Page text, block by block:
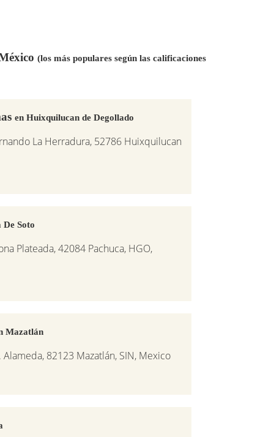
(los más populares según las calificaciones
en Huixquilucan de Degollado
La Herradura, 52786 Huixquilucan
De Soto
Plateada, 42084 Pachuca, HGO,
Mazatlán
82123 Mazatlán, SIN, Mexico